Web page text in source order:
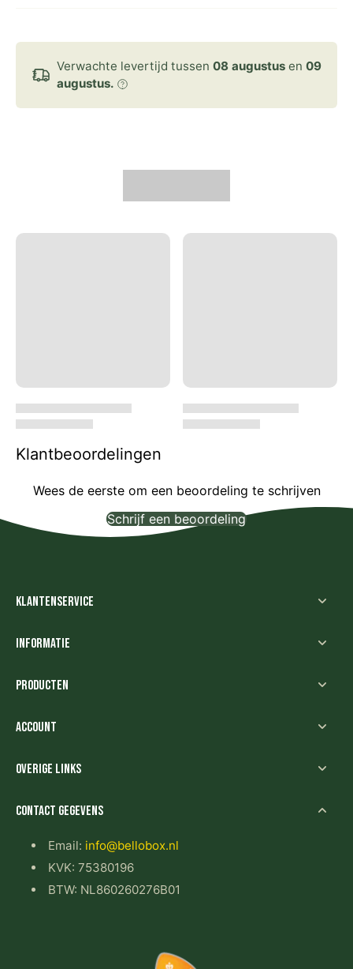
Verwachte levertijd tussen 08 augustus en 09
augustus.
Klantbeoordelingen
Wees de eerste om een beoordeling te schrijven
Schrijf een beoordeling
Klantenservice
Informatie
Producten
Account
Overige links
Contact gegevens
Email: info@bellobox.nl
KVK: 75380196
BTW: NL860260276B01